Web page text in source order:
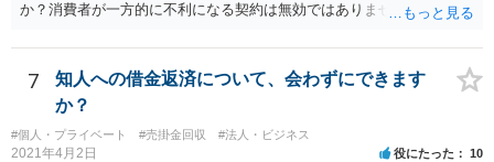
か？消費者が一方的に不利になる契約は無効ではありませんか？
務があると思います。 倒れた弁護士が所属する弁護士会に相談さ
れた方がよいと思います。 倒れた弁護士は脳梗塞で倒れたようで
すが、 判断能力があり、復代理を倒れた弁護士の判断で復代理を
選任したのか 即ち、復代理人の選任は有効なのかという問題もあ
ると思います。
7
知人への借金返済について、会わずにできます
か？
#個人・プライベート #売掛金回収 #法人・ビジネス
2021年4月2日 役にたった 10